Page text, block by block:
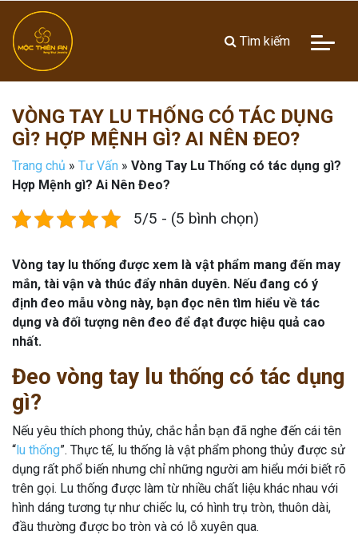
Tìm kiếm
VÒNG TAY LU THỐNG CÓ TÁC DỤNG
GÌ? HỢP MỆNH GÌ? AI NÊN ĐEO?
Trang chủ » Tư Vấn » Vòng Tay Lu Thống có tác dụng gì?
Hợp Mệnh gì? Ai Nên Đeo?
5/5 - (5 bình chọn)
Vòng tay lu thống được xem là vật phẩm mang đến may
mắn, tài vận và thúc đẩy nhân duyên. Nếu đang có ý
định đeo mẫu vòng này, bạn đọc nên tìm hiểu về tác
dụng và đối tượng nên đeo để đạt được hiệu quả cao
nhất.
Đeo vòng tay lu thống có tác dụng
gì?
Nếu yêu thích phong thủy, chắc hẳn bạn đã nghe đến cái tên
“lu thống”. Thực tế, lu thống là vật phẩm phong thủy được sử
dụng rất phổ biến nhưng chỉ những người am hiểu mới biết rõ
trên gọi. Lu thống được làm từ nhiều chất liệu khác nhau với
hình dáng tương tự như chiếc lu, có hình trụ tròn, thuôn dài,
đầu thường được bo tròn và có lỗ xuyên qua.